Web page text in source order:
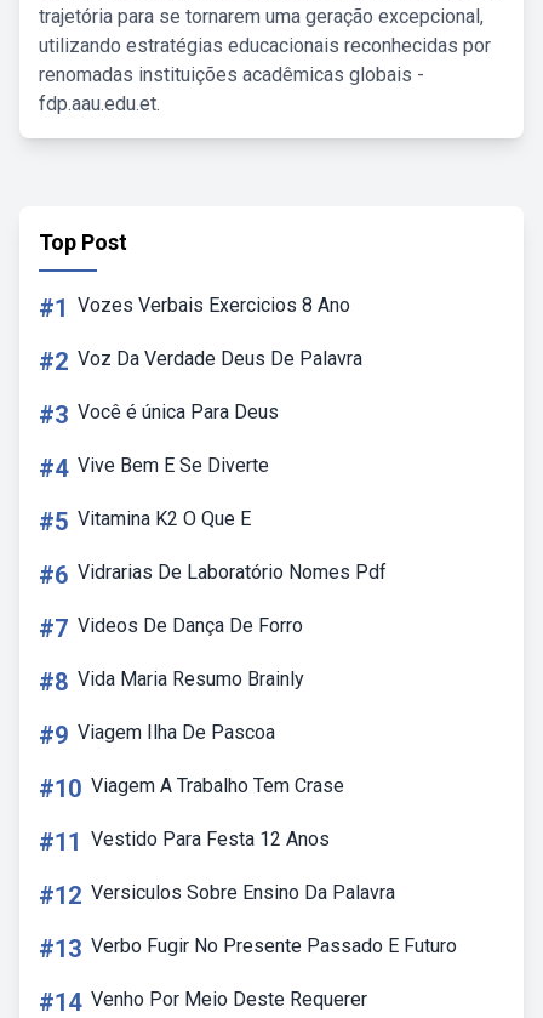
trajetória para se tornarem uma geração excepcional,
utilizando estratégias educacionais reconhecidas por
renomadas instituições acadêmicas globais -
fdp.aau.edu.et.
Top Post
#1 Vozes Verbais Exercicios 8 Ano
#2 Voz Da Verdade Deus De Palavra
#3 Você é única Para Deus
#4 Vive Bem E Se Diverte
#5 Vitamina K2 O Que E
#6 Vidrarias De Laboratório Nomes Pdf
#7 Videos De Dança De Forro
#8 Vida Maria Resumo Brainly
#9 Viagem Ilha De Pascoa
#10 Viagem A Trabalho Tem Crase
#11 Vestido Para Festa 12 Anos
#12 Versiculos Sobre Ensino Da Palavra
#13 Verbo Fugir No Presente Passado E Futuro
#14 Venho Por Meio Deste Requerer